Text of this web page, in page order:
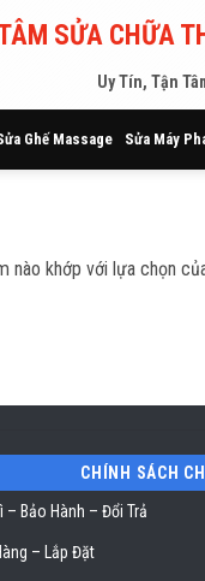
SỬA CHỮA
Uy Tín, Tận
Ghế Massage Sửa Máy
nào khớp với lựa chọn
CHÍNH SÁCH
– Bảo Hành – Đổi Trả
– Lắp Đặt